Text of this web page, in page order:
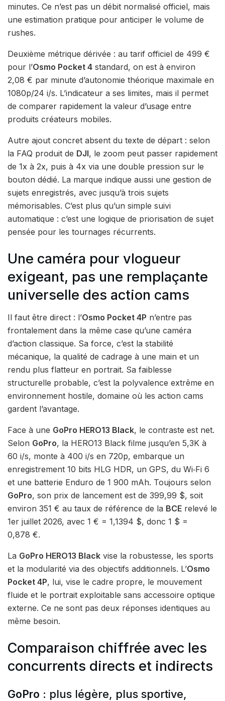
minutes. Ce n’est pas un débit normalisé officiel, mais
une estimation pratique pour anticiper le volume de
rushes.
Deuxième métrique dérivée : au tarif officiel de 499 €
pour l’Osmo Pocket 4 standard, on est à environ
2,08 € par minute d’autonomie théorique maximale en
1080p/24 i/s. L’indicateur a ses limites, mais il permet
de comparer rapidement la valeur d’usage entre
produits créateurs mobiles.
Autre ajout concret absent du texte de départ : selon
la FAQ produit de DJI, le zoom peut passer rapidement
de 1x à 2x, puis à 4x via une double pression sur le
bouton dédié. La marque indique aussi une gestion de
sujets enregistrés, avec jusqu’à trois sujets
mémorisables. C’est plus qu’un simple suivi
automatique : c’est une logique de priorisation de sujet
pensée pour les tournages récurrents.
Une caméra pour vlogueur
exigeant, pas une remplaçante
universelle des action cams
Il faut être direct : l’Osmo Pocket 4P n’entre pas
frontalement dans la même case qu’une caméra
d’action classique. Sa force, c’est la stabilité
mécanique, la qualité de cadrage à une main et un
rendu plus flatteur en portrait. Sa faiblesse
structurelle probable, c’est la polyvalence extrême en
environnement hostile, domaine où les action cams
gardent l’avantage.
Face à une GoPro HERO13 Black, le contraste est net.
Selon GoPro, la HERO13 Black filme jusqu’en 5,3K à
60 i/s, monte à 400 i/s en 720p, embarque un
enregistrement 10 bits HLG HDR, un GPS, du Wi‑Fi 6
et une batterie Enduro de 1 900 mAh. Toujours selon
GoPro, son prix de lancement est de 399,99 $, soit
environ 351 € au taux de référence de la BCE relevé le
1er juillet 2026, avec 1 € = 1,1394 $, donc 1 $ =
0,878 €.
La GoPro HERO13 Black vise la robustesse, les sports
et la modularité via des objectifs additionnels. L’Osmo
Pocket 4P, lui, vise le cadre propre, le mouvement
fluide et le portrait exploitable sans accessoire optique
externe. Ce ne sont pas deux réponses identiques au
même besoin.
Comparaison chiffrée avec les
concurrents directs et indirects
GoPro : plus légère, plus sportive,